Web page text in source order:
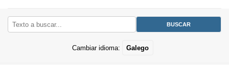
Cambiar idioma: Galego